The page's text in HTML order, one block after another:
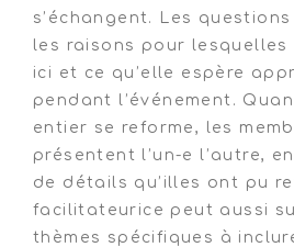
s’échangent. Les
les raisons pour
ici et ce qu’elle espère
pendant l’événement.
entier se reforme, les
présentent l’un-e l’autre,
de détails qu’illes ont pu
facilitateurice peut aussi
thèmes spécifiques à